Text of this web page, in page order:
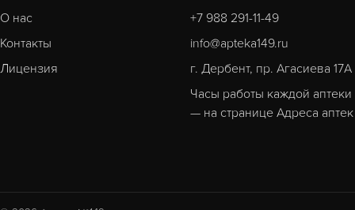
О нас
Контакты
Лицензия
+7 988 291-11-49
info@apteka149.ru
г. Дербент, пр. Агасиева 17А
Часы работы каждой аптеки
— на странице Адреса аптек